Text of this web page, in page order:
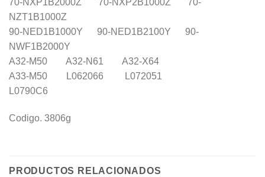
70-NXP1B2000Z 70-NXP2B1000Z 70-
NZT1B1000Z
90-NED1B1000Y 90-NED1B2100Y 90-
NWF1B2000Y
A32-M50 A32-N61 A32-X64
A33-M50 L062066 L072051
L0790C6
Codigo. 3806g
PRODUCTOS RELACIONADOS